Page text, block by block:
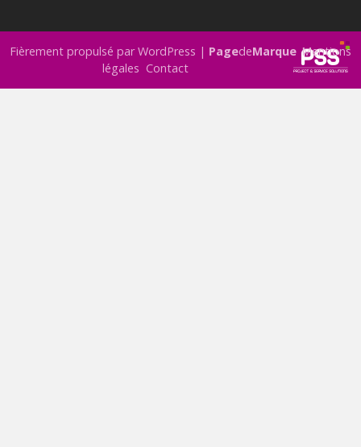
Fièrement propulsé par WordPress | PagedeMarque Mentions
légales Contact